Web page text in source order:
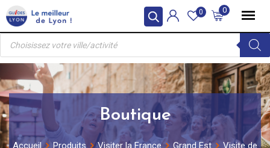
Skip
to
content
0
0
Recherche
produits
Boutique
Accueil Produits Visiter la France Grand Est
Visite de